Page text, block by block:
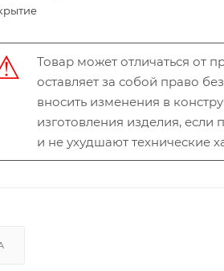
Товар может отличаться от
оставляет за собой право
вносить изменения в
изготовления изделия,
и не ухудшают технические